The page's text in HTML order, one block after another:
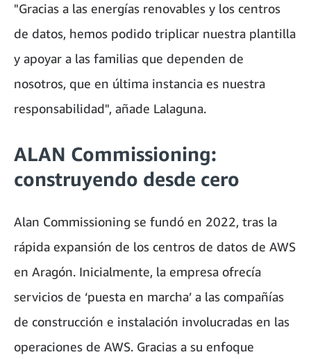
"Gracias a las energías renovables y los centros
de datos, hemos podido triplicar nuestra plantilla
y apoyar a las familias que dependen de
nosotros, que en última instancia es nuestra
responsabilidad", añade Lalaguna.
ALAN Commissioning:
construyendo desde cero
Alan Commissioning se fundó en 2022, tras la
rápida expansión de los centros de datos de AWS
en Aragón. Inicialmente, la empresa ofrecía
servicios de ‘puesta en marcha’ a las compañías
de construcción e instalación involucradas en las
operaciones de AWS. Gracias a su enfoque